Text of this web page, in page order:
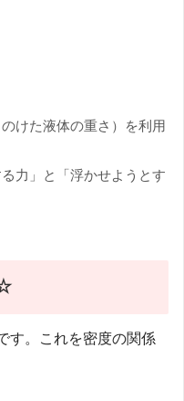
けた液体の重さ）を利用
力」と「浮かせようとす
す。これを密度の関係